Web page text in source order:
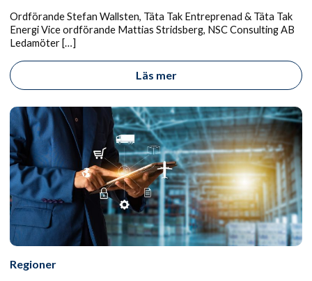
Ordförande Stefan Wallsten, Täta Tak Entreprenad & Täta Tak
Energi Vice ordförande Mattias Stridsberg, NSC Consulting AB
Ledamöter […]
Läs mer
Regioner